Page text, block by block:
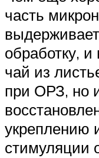
часть
обработку,
чай из
при ОРЗ, но
укреплению
стимуляции